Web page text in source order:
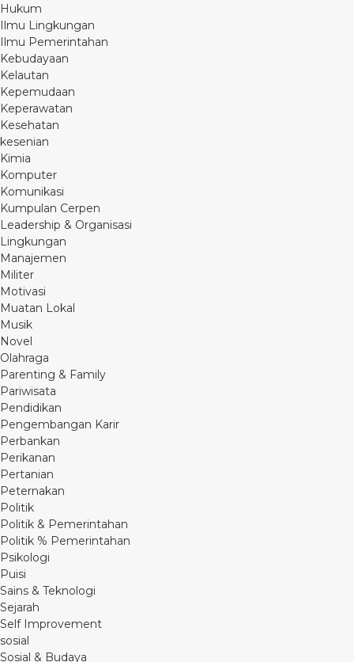
Hukum
Ilmu Lingkungan
Ilmu Pemerintahan
Kebudayaan
Kelautan
Kepemudaan
Keperawatan
Kesehatan
kesenian
Kimia
Komputer
Komunikasi
Kumpulan Cerpen
Leadership & Organisasi
Lingkungan
Manajemen
Militer
Motivasi
Muatan Lokal
Musik
Novel
Olahraga
Parenting & Family
Pariwisata
Pendidikan
Pengembangan Karir
Perbankan
Perikanan
Pertanian
Peternakan
Politik
Politik & Pemerintahan
Politik % Pemerintahan
Psikologi
Puisi
Sains & Teknologi
Sejarah
Self Improvement
sosial
Sosial & Budaya